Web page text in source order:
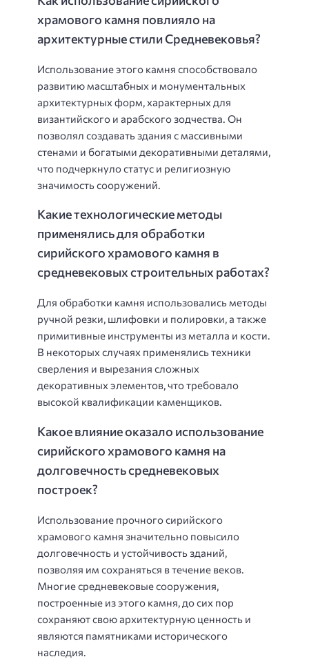
храмового камня повлияло на
архитектурные стили Средневековья?
Использование этого камня способствовало
развитию масштабных и монументальных
архитектурных форм, характерных для
византийского и арабского зодчества. Он
позволял создавать здания с массивными
стенами и богатыми декоративными деталями,
что подчеркнуло статус и религиозную
значимость сооружений.
Какие технологические методы
применялись для обработки
сирийского храмового камня в
средневековых строительных работах?
Для обработки камня использовались методы
ручной резки, шлифовки и полировки, а также
примитивные инструменты из металла и кости.
В некоторых случаях применялись техники
сверления и вырезания сложных
декоративных элементов, что требовало
высокой квалификации каменщиков.
Какое влияние оказало использование
сирийского храмового камня на
долговечность средневековых
построек?
Использование прочного сирийского
храмового камня значительно повысило
долговечность и устойчивость зданий,
позволяя им сохраняться в течение веков.
Многие средневековые сооружения,
построенные из этого камня, до сих пор
сохраняют свою архитектурную ценность и
являются памятниками исторического
наследия.